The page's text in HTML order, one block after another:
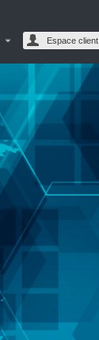
Espace client